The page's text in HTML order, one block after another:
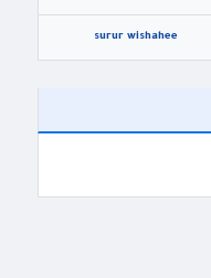
surur wishahee